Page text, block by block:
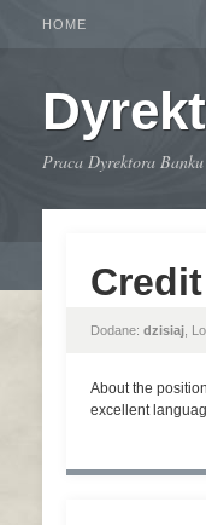
HOME
Praca Dyrektora Banku
Dodane: dzisiaj ,
About the
excellent